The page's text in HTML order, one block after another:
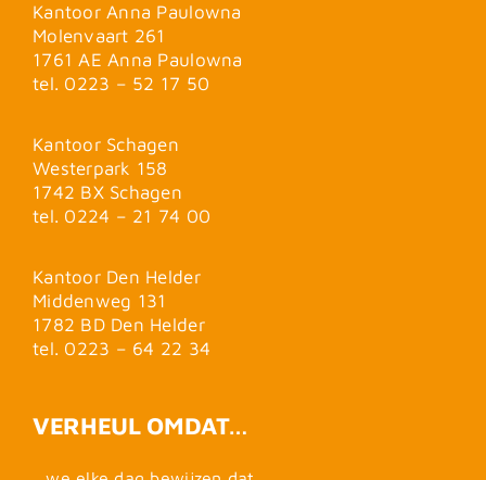
Kantoor Anna Paulowna
Molenvaart 261
1761 AE Anna Paulowna
tel. 0223 – 52 17 50
Kantoor Schagen
Westerpark 158
1742 BX Schagen
tel. 0224 – 21 74 00
Kantoor Den Helder
Middenweg 131
1782 BD Den Helder
tel. 0223 – 64 22 34
VERHEUL OMDAT…